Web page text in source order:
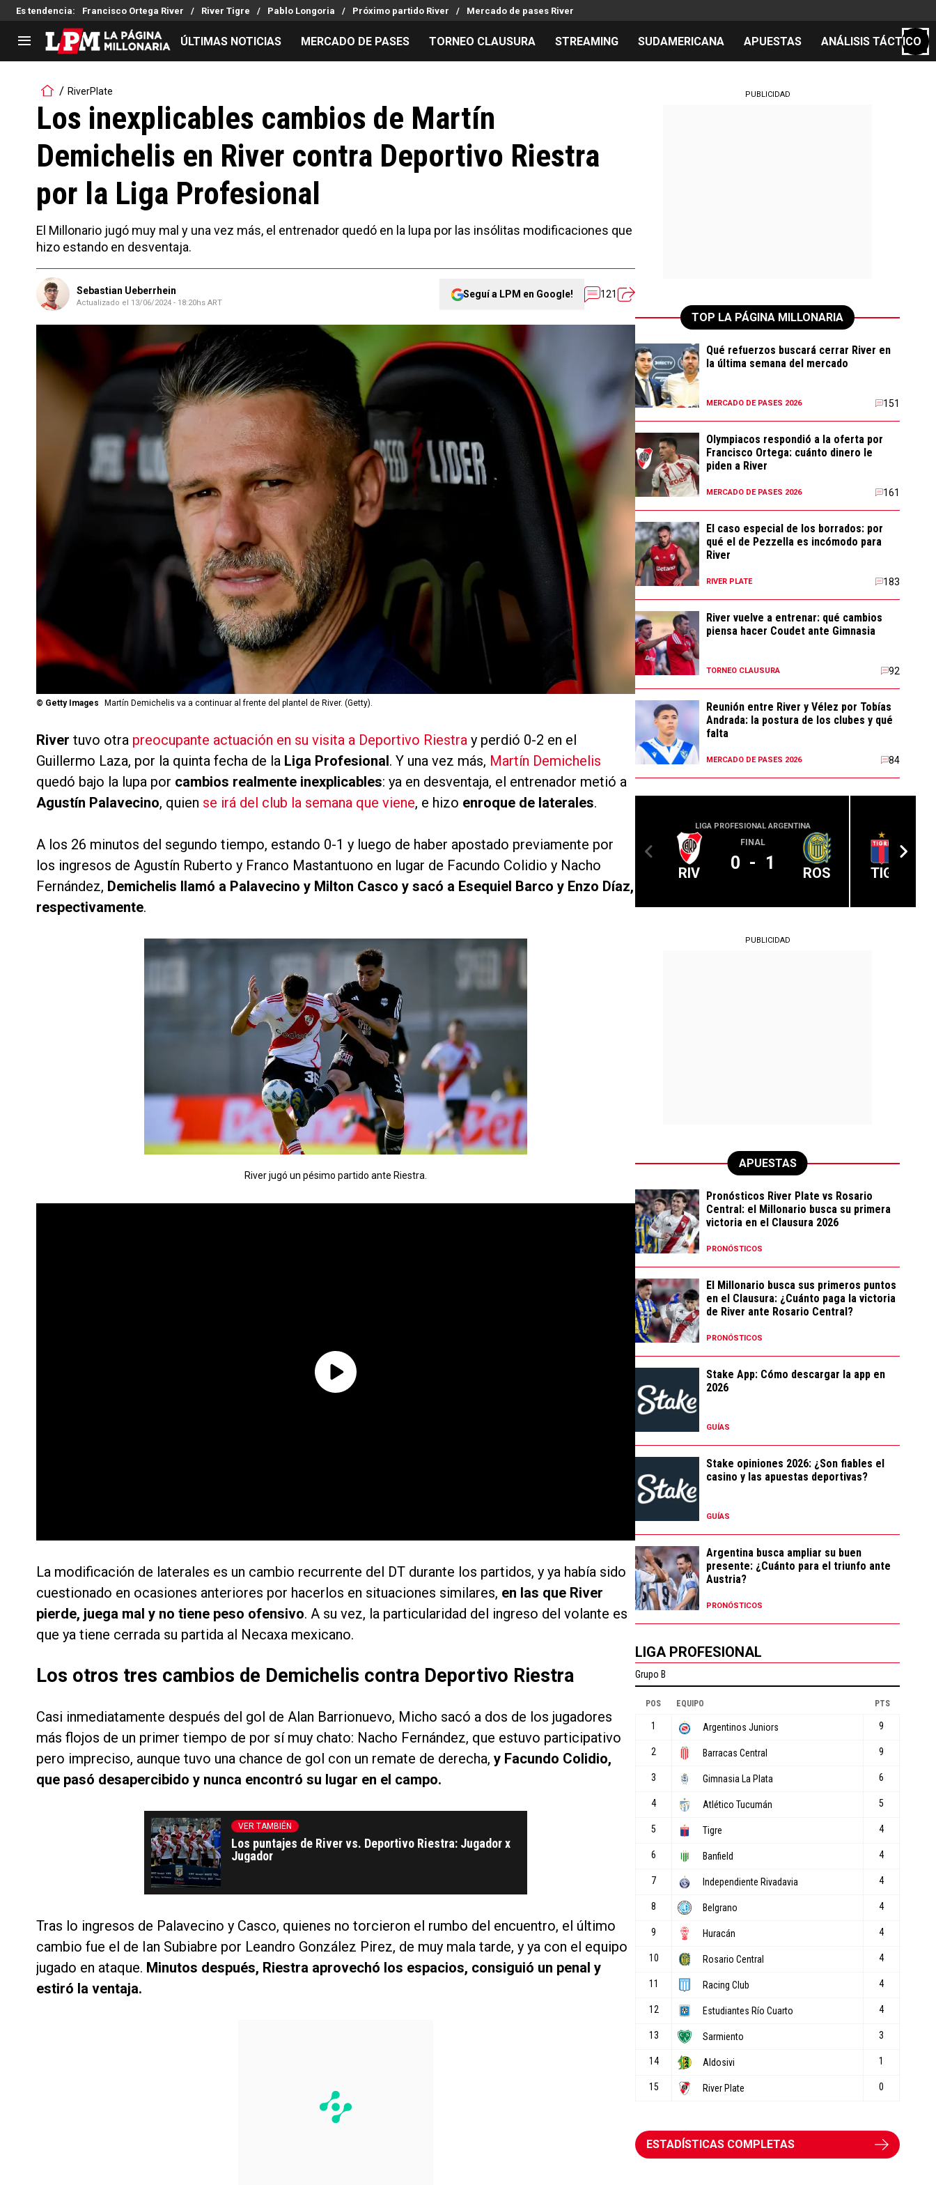
Es tendencia: Francisco Ortega River River Tigre Pablo Longoria Próximo partido River Mercado de pases River
LIGA PROFESIONAL
Noticias
Tabla de posiciones
Fixture
Reserva
Copa Sudamericana
Copa Argentina
Selección Argentina
Mercado de Pases
Análisis tácticos
Juanfer Quintero
Chacho Coudet
Ex River
Streaming
Entradas
Hinchas
Los goles de River
Pronósticos
ÚLTIMAS NOTICIAS MERCADO DE PASES TORNEO CLAUSURA STREAMING SUDAMERICANA APUESTAS ANÁLISIS TÁCTICO
RiverPlate
Los inexplicables cambios de Martín
Demichelis en River contra Deportivo Riestra
por la Liga Profesional
El Millonario jugó muy mal y una vez más, el entrenador quedó en la lupa por las insólitas modificaciones que
hizo estando en desventaja.
Sebastian Ueberrhein
Actualizado el 13/06/2024 - 18:20hs ART
Seguí a LPM en Google! 121
© Getty Images Martín Demichelis va a continuar al frente del plantel de River. (Getty).
River tuvo otra preocupante actuación en su visita a Deportivo Riestra y perdió 0-2 en el
Guillermo Laza, por la quinta fecha de la Liga Profesional. Y una vez más, Martín Demichelis
quedó bajo la lupa por cambios realmente inexplicables: ya en desventaja, el entrenador metió a
Agustín Palavecino, quien se irá del club la semana que viene, e hizo enroque de laterales.
A los 26 minutos del segundo tiempo, estando 0-1 y luego de haber apostado previamente por
los ingresos de Agustín Ruberto y Franco Mastantuono en lugar de Facundo Colidio y Nacho
Fernández, Demichelis llamó a Palavecino y Milton Casco y sacó a Esequiel Barco y Enzo Díaz,
respectivamente.
River jugó un pésimo partido ante Riestra.
La modificación de laterales es un cambio recurrente del DT durante los partidos, y ya había sido
cuestionado en ocasiones anteriores por hacerlos en situaciones similares, en las que River
pierde, juega mal y no tiene peso ofensivo. A su vez, la particularidad del ingreso del volante es
que ya tiene cerrada su partida al Necaxa mexicano.
Los otros tres cambios de Demichelis contra Deportivo Riestra
Casi inmediatamente después del gol de Alan Barrionuevo, Micho sacó a dos de los jugadores
más flojos de un primer tiempo de por sí muy chato: Nacho Fernández, que estuvo participativo
pero impreciso, aunque tuvo una chance de gol con un remate de derecha, y Facundo Colidio,
que pasó desapercibido y nunca encontró su lugar en el campo.
VER TAMBIÉN
Los puntajes de River vs. Deportivo Riestra: Jugador x
Jugador
Tras lo ingresos de Palavecino y Casco, quienes no torcieron el rumbo del encuentro, el último
cambio fue el de Ian Subiabre por Leandro González Pirez, de muy mala tarde, y ya con el equipo
jugado en ataque. Minutos después, Riestra aprovechó los espacios, consiguió un penal y
estiró la ventaja.
PUBLICIDAD
TOP LA PÁGINA MILLONARIA
Qué refuerzos buscará cerrar River en
la última semana del mercado
MERCADO DE PASES 2026 151
Olympiacos respondió a la oferta por
Francisco Ortega: cuánto dinero le
piden a River
MERCADO DE PASES 2026 161
El caso especial de los borrados: por
qué el de Pezzella es incómodo para
River
RIVER PLATE 183
River vuelve a entrenar: qué cambios
piensa hacer Coudet ante Gimnasia
TORNEO CLAUSURA 92
Reunión entre River y Vélez por Tobías
Andrada: la postura de los clubes y qué
falta
MERCADO DE PASES 2026 84
LIGA PROFESIONAL ARGENTINA
RIV
FINAL
0 - 1 ROS TIG
PUBLICIDAD
APUESTAS
Pronósticos River Plate vs Rosario
Central: el Millonario busca su primera
victoria en el Clausura 2026
PRONÓSTICOS
El Millonario busca sus primeros puntos
en el Clausura: ¿Cuánto paga la victoria
de River ante Rosario Central?
PRONÓSTICOS
Stake App: Cómo descargar la app en
2026
GUÍAS
Stake opiniones 2026: ¿Son fiables el
casino y las apuestas deportivas?
GUÍAS
Argentina busca ampliar su buen
presente: ¿Cuánto para el triunfo ante
Austria?
PRONÓSTICOS
LIGA PROFESIONAL
ESTADÍSTICAS COMPLETAS